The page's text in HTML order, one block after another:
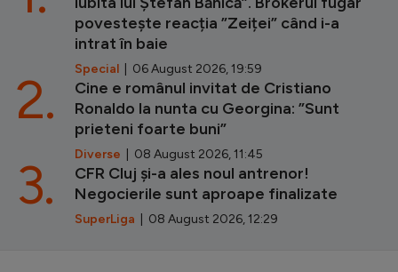
povestește reacția ”Zeiței” când i-a
intrat în baie
Special | 06 August 2026, 19:59
Cine e românul invitat de Cristiano
Ronaldo la nunta cu Georgina: ”Sunt
prieteni foarte buni”
Diverse | 08 August 2026, 11:45
2.
CFR Cluj și-a ales noul antrenor!
Negocierile sunt aproape finalizate
SuperLiga | 08 August 2026, 12:29
3.